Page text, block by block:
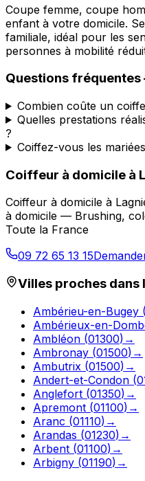
Coupe femme, coupe
enfant à votre domicile.
familiale, idéal pour les
personnes à mobilité
Questions
Combien coûte un
Quelles prestations
?
Coiffez-vous les
Coiffeur à domicile à
Coiffeur à domicile à
à domicile — Brushing,
Toute la France
09 72 65 13 15
Villes proches dans
Ambérieu-en-Bugey (
Ambérieux-en-
Ambléon (01300) →
Ambronay (01500) →
Ambutrix (01500) →
Andert-et-Condon (
Anglefort (01350) →
Apremont (01100) →
Aranc (01110) →
Arandas (01230) →
Arbent (01100) →
Arbigny (01190) →